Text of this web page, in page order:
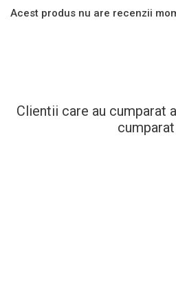
Acest produs nu are recenzii
Clientii care au cumparat